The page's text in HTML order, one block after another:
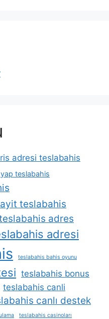
adresi teslabahis
teslabahis
teslabahis
adres
adresi
teslabahis bahis oyunu
teslabahis bonus
teslabahis canli
canlı destek
teslabahis casinoları